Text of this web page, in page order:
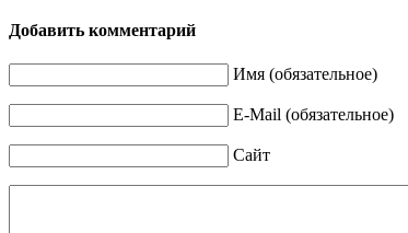
Добавить комментарий
Имя (обязательное)
E-Mail (обязательное)
Сайт